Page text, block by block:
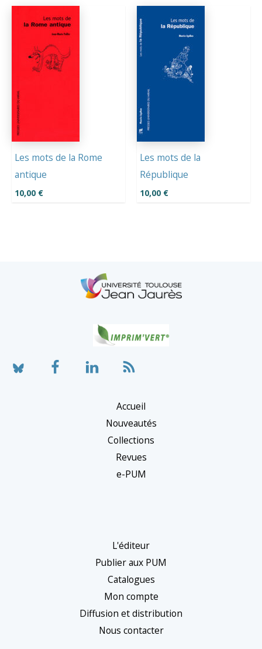
Les mots de la Rome
antique
10,00 €
Les mots de la
République
10,00 €
Accueil
Nouveautés
Collections
Revues
e-PUM
L'éditeur
Publier aux PUM
Catalogues
Mon compte
Diffusion et distribution
Nous contacter